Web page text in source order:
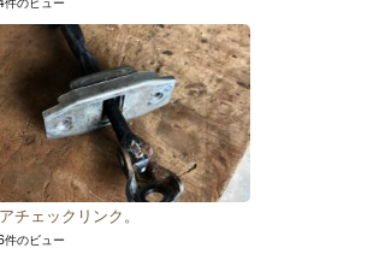
チェックリンク。
件のビュー